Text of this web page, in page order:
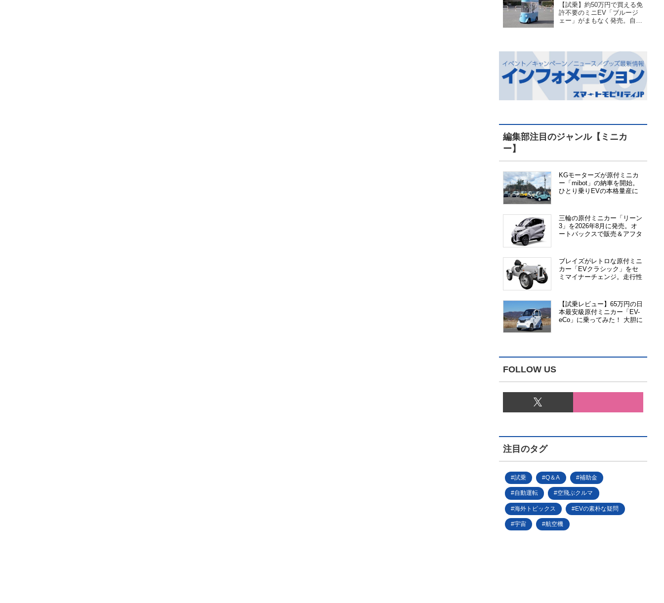
【試乗】約50万円で買える免
許不要のミニEV「ブルージ
ェー」がまもなく発売。自転
編集部注目のジャンル【ミニカ
ー】
KGモーターズが原付ミニカ
ー「mibot」の納車を開始。
ひとり乗りEVの本格量産に
三輪の原付ミニカー「リーン
3」を2026年8月に発売。オ
ートバックスで販売＆アフタ
ブレイズがレトロな原付ミニ
カー「EVクラシック」をセ
ミマイナーチェンジ。走行性
【試乗レビュー】65万円の日
本最安級原付ミニカー「EV-
eCo」に乗ってみた！ 大胆に
FOLLOW US
注目のタグ
試乗 Q＆A 補助金
自動運転 空飛ぶクルマ
海外トピックス EVの素朴な疑問
宇宙 航空機